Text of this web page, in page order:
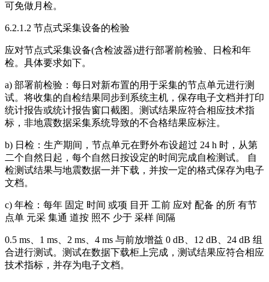
可免做月检。
6.2.1.2 节点式采集设备的检验
应对节点式采集设备(含检波器)进行部署前检验、日检和年
检。具体要求如下。
a) 部署前检验：每日对新布置的用于采集的节点单元进行测
试。将收集的自检结果同步到系统主机，保存电子文档并打印
统计报告或统计报告窗口截图。测试结果应符合相应技术指
标，非地震数据采集系统导致的不合格结果应标注。
b) 日检：生产期间，节点单元在野外布设超过 24 h 时，从第
二个自然日起，每个自然日按设定的时间完成自检测试。 自
检测试结果与地震数据一并下载，并按一定的格式保存为电子
文档。
c) 年检：每年 固定 时间 或项 目开 工前 应对 配备 的所 有节
点单 元采 集通 道按 照不 少于 采样 间隔
0.5 ms、1 ms、2 ms、4 ms 与前放增益 0 dB、12 dB、24 dB 组
合进行测试。测试在数据下载柜上完成，测试结果应符合相应
技术指标，并存为电子文档。